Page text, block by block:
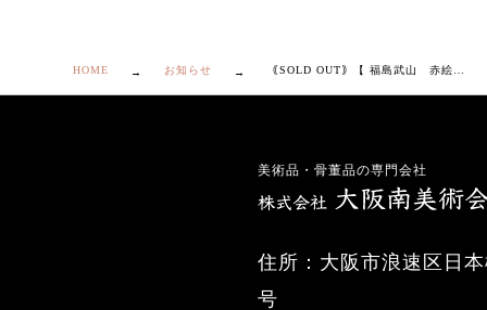
HOME お知らせ
美術品・骨董品の専門会社
住所：大阪市浪速区日
号